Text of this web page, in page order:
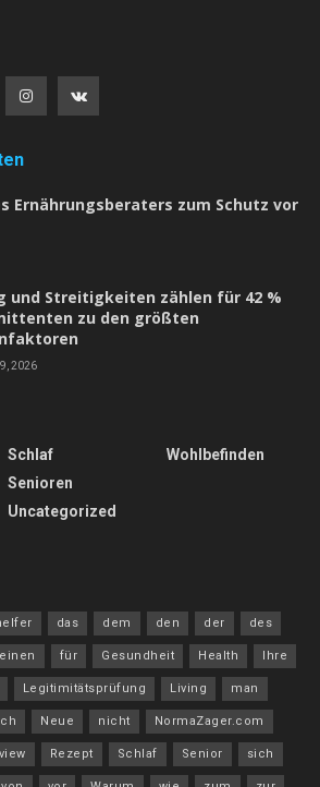
Ernährungsberaters zum Schutz vor
und Streitigkeiten zählen für 42 %
zu den größten
2026
Schlaf
Senioren
Uncategorized
Wohlbefinden
das dem den der des
einen für Gesundheit Health Ihre
Legitimitätsprüfung Living man
Neue nicht NormaZager.com
Rezept Schlaf Senior sich